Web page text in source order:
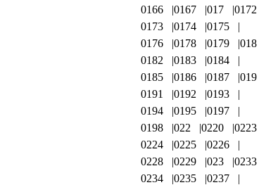
0166
0167 017
0172
0173
0174
0175
0176
0178 0179
018
0182
0183
0184
0185
0186 0187
019
0191
0192
0193
0194
0195
0197
0198
022 0220
0223
0224
0225
0226
0228
0229 023
0233
0234
0235
0237